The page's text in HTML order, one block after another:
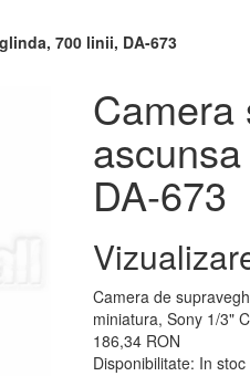
700 linii, DA-673
Camera
DA-673
Camera de
miniatura, Sony 1/3"
186,34 RON
Disponibilitate: In stoc